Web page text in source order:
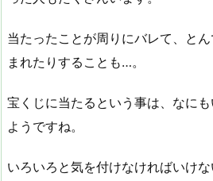
当たったことが周りにバレて、と
まれたりすることも…。
宝くじに当たるという事は、なに
ようですね。
いろいろと気を付けなければいけ